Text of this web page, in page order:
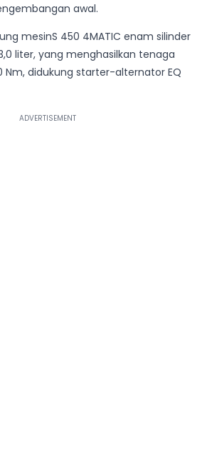
awal.
mesinS 450 4MATIC enam silinder
liter, yang menghasilkan tenaga
didukung starter-alternator EQ